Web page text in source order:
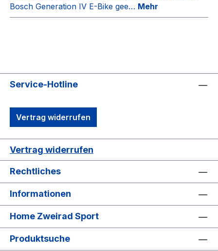
Bosch Generation IV E-Bike gee… Mehr
Service-Hotline
Vertrag widerrufen
Vertrag widerrufen
Rechtliches
Informationen
Home Zweirad Sport
Produktsuche